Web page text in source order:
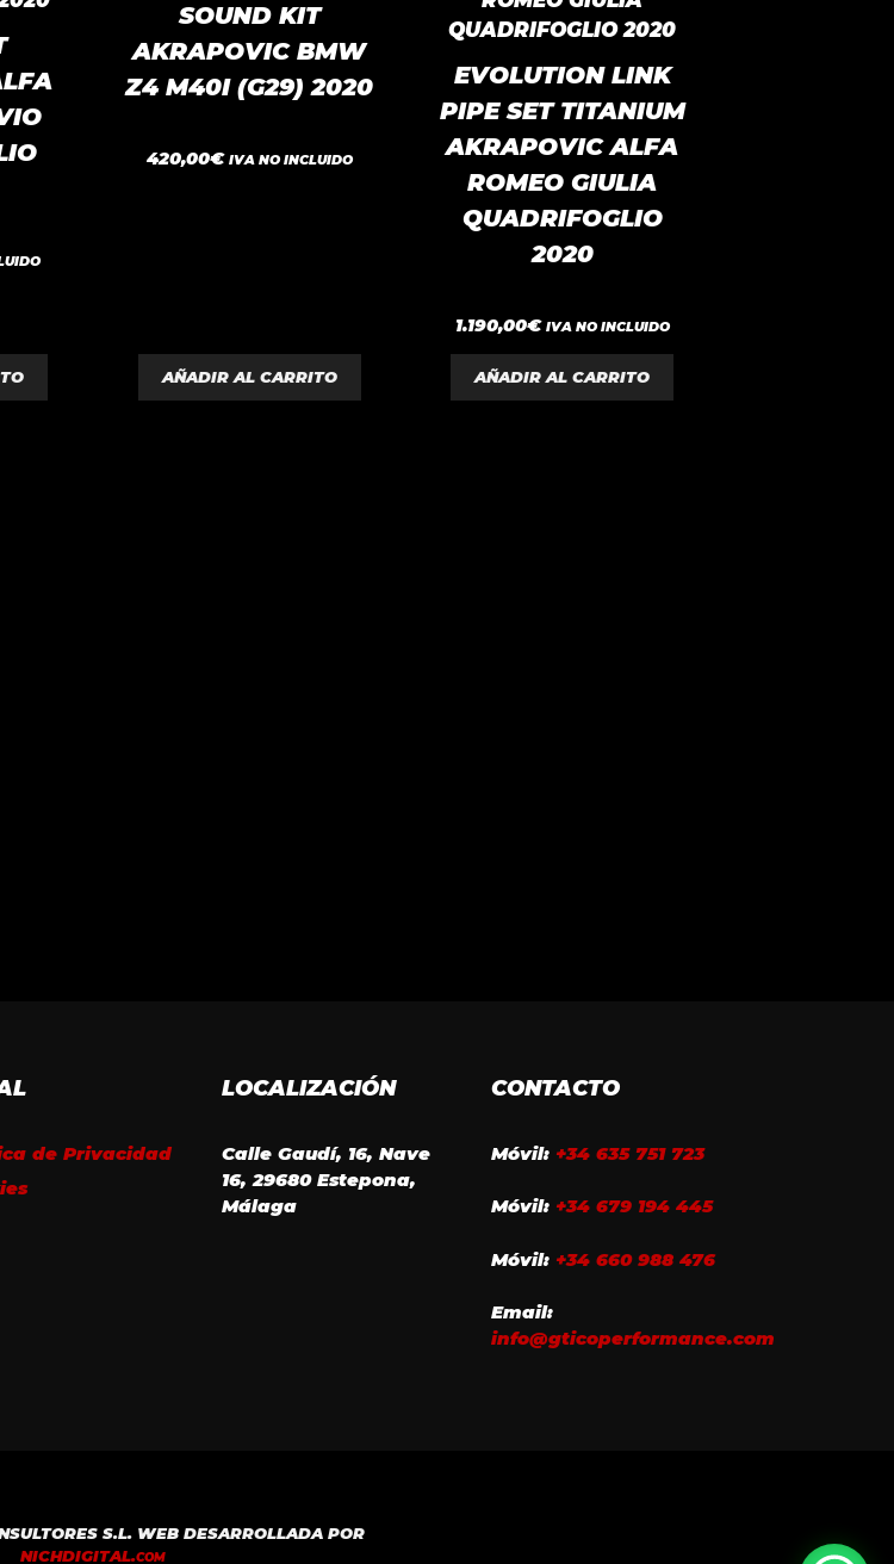
SOUND KIT
AKRAPOVIC BMW
Z4 M40I (G29) 2020
0
d
420,00€ IVA NO INCLUIDO
AÑADIR AL CARRITO
EVOLUTION LINK
PIPE SET TITANIUM
AKRAPOVIC ALFA
ROMEO GIULIA
QUADRIFOGLIO
2020
0
d
e
5
1.190,00€ IVA NO INCLUIDO
AÑADIR AL CARRITO
de Privacidad
LOCALIZACIÓN
Calle Gaudí, 16, Nave
16, 29680 Estepona,
Málaga
CONTACTO
Móvil: +34 635 751 723
Móvil: +34 679 194 445
Móvil: +34 660 988 476
Email:
info@gticoperformance.com
S.L. WEB DESARROLLADA POR
NICHDIGITAL.COM